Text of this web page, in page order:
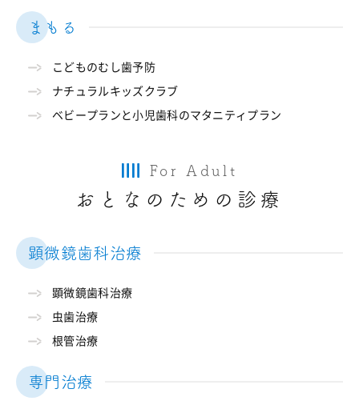
まもる
こどものむし歯予防
ナチュラルキッズクラブ
ベビープランと小児歯科のマタニティプラン
For Adult
おとなのための診療
顕微鏡歯科治療
顕微鏡歯科治療
虫歯治療
根管治療
専門治療